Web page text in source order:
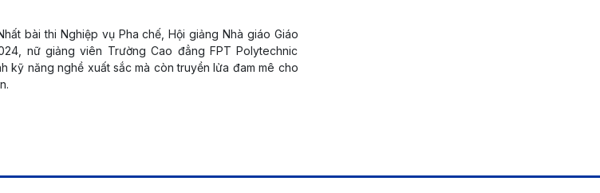
bài thi Nghiệp vụ Pha chế, Hội giảng Nhà giáo Giáo
nữ giảng viên Trường Cao đẳng FPT Polytechnic
kỹ năng nghề xuất sắc mà còn truyền lửa đam mê cho